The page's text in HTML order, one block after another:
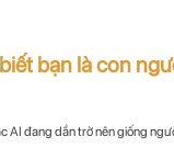
bạn là con
AI đang dần trở nên giống